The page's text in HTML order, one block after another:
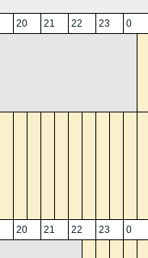
20 21 22 23 0
20 21 22 23 0